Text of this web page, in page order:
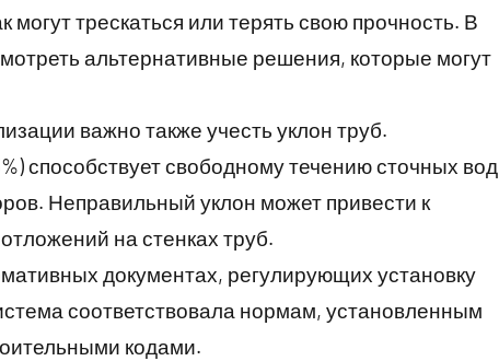
могут трескаться или терять свою прочность. В
альтернативные решения, которые могут
важно также учесть уклон труб.
способствует свободному течению сточных вод
Неправильный уклон может привести к
на стенках труб.
документах, регулирующих установку
соответствовала нормам, установленным
кодами.